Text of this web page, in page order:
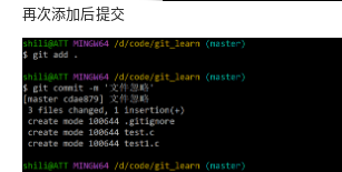
再次添加后提交